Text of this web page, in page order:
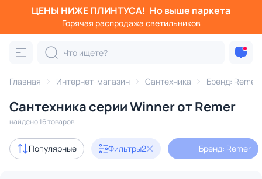
ЦЕНЫ НИЖЕ ПЛИНТУСА! Но выше паркета
Горячая распродажа светильников
Главная Интернет-магазин Сантехника Бренд: Remer
Сантехника серии Winner от Remer
найдено 16 товаров
Популярные Фильтры2 Бренд: Remer
Фильтры
Категория:
Ванны Унитазы Раковины Смесители Душ
В наличии 15